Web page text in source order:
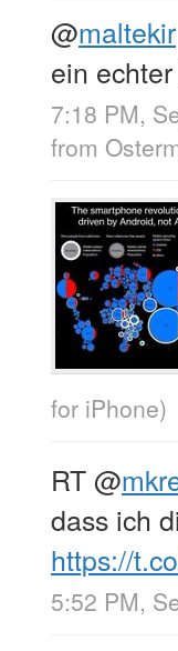
@maltekir
ein echter
7:18 PM,
from
for iPhone)
RT@
dass ich
https://
5:52 PM,